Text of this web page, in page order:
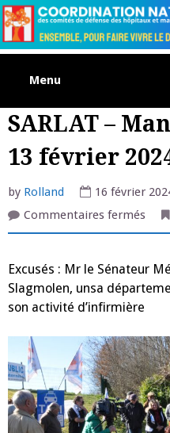
Skip
to
content
Menu
SARLAT –
13 février
by Rolland 16 février
Commentaires ferméssur
–
13
2024
Excusés : Mr le Sénateur
Slagmolen, unsa
son activité d’infirmière